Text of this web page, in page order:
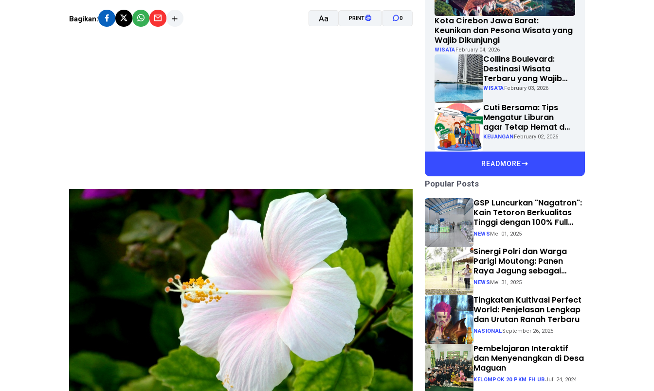
Bagikan: Aa PRINT 0
Kota Cirebon Jawa Barat:
Keunikan dan Pesona Wisata yang
Wajib Dikunjungi
WISATA February 04, 2026
Collins Boulevard:
Destinasi Wisata
Terbaru yang Wajib
Dikunjungi di Kota
WISATA February 03, 2026
Cuti Bersama: Tips
Mengatur Liburan
agar Tetap Hemat dan
Menyenangkan
KEUANGAN February 02, 2026
READMORE
Popular Posts
GSP Luncurkan "Nagatron":
Kain Tetoron Berkualitas
Tinggi dengan 100% Full
Process
NEWS Mei 01, 2025
Sinergi Polri dan Warga
Parigi Moutong: Panen
Raya Jagung sebagai
Langkah Nyata Menuju
NEWS Mei 31, 2025
Tingkatan Kultivasi Perfect
World: Penjelasan Lengkap
dan Urutan Ranah Terbaru
NASIONALSeptember 26, 2025
Pembelajaran Interaktif
dan Menyenangkan di Desa
Maguan
KELOMPOK 20 PKM FH UBJuli 24, 2024